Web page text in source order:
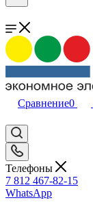
Сравнение0
Телефоны
7 812 467-82-15
WhatsApp